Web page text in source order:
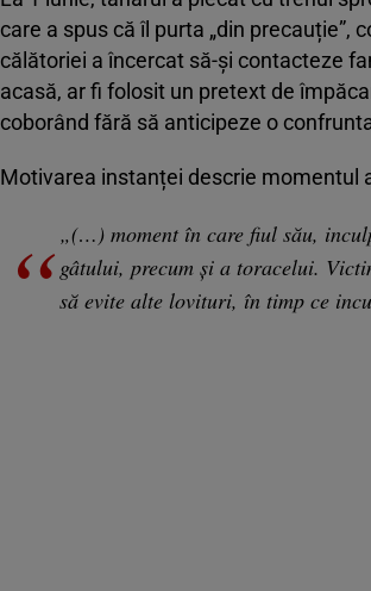
care a spus că îl purta „din precauție”,
călătoriei a încercat să-și contacteze
acasă, ar fi folosit un pretext de
coborând fără să anticipeze o
Motivarea instanței descrie momentul
„(…) moment în care fiul său,
gâtului, precum și a toracelui.
să evite alte lovituri, în timp ce